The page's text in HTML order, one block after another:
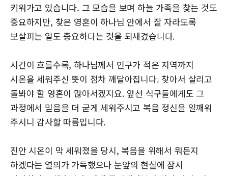
키워가고 있습니다. 그 모습을 보며 하늘 가족을 찾는 것도
중요하지만, 찾은 영혼이 하나님 안에서 잘 자라도록
보살피는 일도 중요하다는 것을 되새겼습니다.
시간이 흐를수록, 하나님께서 인구가 적은 지역까지
시온을 세워주신 뜻이 점차 깨달아집니다. 찾아서 살리고
돌봐야 할 영혼이 많아서겠지요. 앞선 식구들에게도 그
과정에서 믿음을 더 굳게 세워주시고 복음 정신을 일깨워
주시니 감사할 따름입니다.
진안 시온이 막 세워졌을 당시, 복음을 위해서 뭐든지
하겠다는 열의가 가득했으나 눈앞의 현실에 잠시